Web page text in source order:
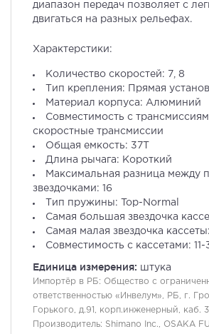
диапазон передач позволяет с
двигаться на разных рельефах.
Характерстики:
Количество скоростей: 7, 8
Тип крепления: Прямая
Материал корпуса: Алюминий
Совместимость с
скоростные трансмиссии
Общая емкость: 37T
Длина рычага: Короткий
Максимальная разница между
звездочками: 16
Тип пружины: Top-Normal
Самая большая звездочка
Самая малая звездочка кассеты:
Совместимость с кассетами: 11-
Единица измерения: штука
Импортёр в РБ: Общество с
ответственностью «Инвелум», РБ, г.
Горького, д.91, корп.инженерный, каб.
Производитель: Shimano Inc., OSAKA